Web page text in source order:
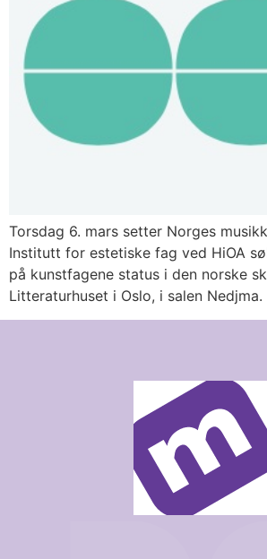
Torsdag 6. mars setter Norges
Institutt for estetiske fag ved HiOA
på kunstfagene status i den norske
Litteraturhuset i Oslo, i salen Nedjma.